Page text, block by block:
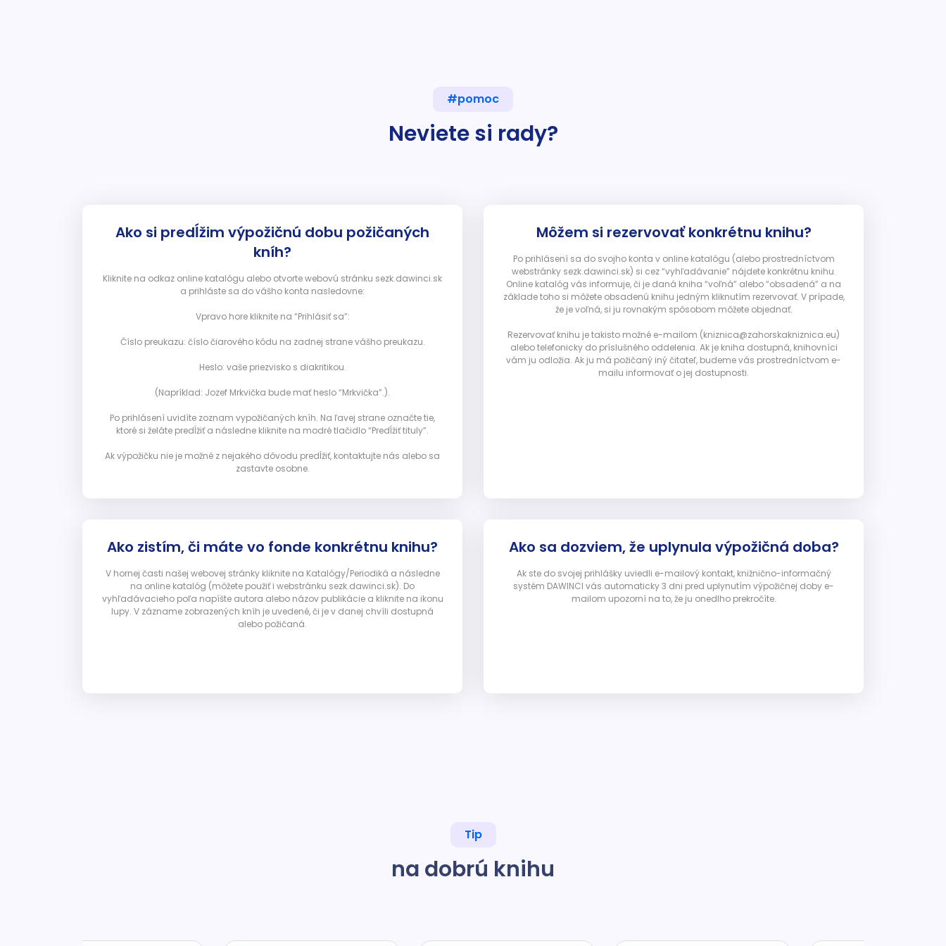
#pomoc
Neviete si rady?
Ako si predĺžim výpožičnú dobu požičaných
kníh?
Kliknite na odkaz online katalógu alebo otvorte webovú stránku sezk.dawinci.sk
a prihláste sa do vášho konta nasledovne:
Vpravo hore kliknite na “Prihlásiť sa”:
Číslo preukazu: číslo čiarového kódu na zadnej strane vášho preukazu.
Heslo: vaše priezvisko s diakritikou.
(Napríklad: Jozef Mrkvička bude mať heslo “Mrkvička”.).
Po prihlásení uvidíte zoznam vypožičaných kníh. Na ľavej strane označte tie,
ktoré si želáte predĺžiť a následne kliknite na modré tlačidlo “Predĺžiť tituly”.
Ak výpožičku nie je možné z nejakého dôvodu predĺžiť, kontaktujte nás alebo sa
zastavte osobne.
Môžem si rezervovať konkrétnu knihu?
Po prihlásení sa do svojho konta v online katalógu (alebo prostredníctvom
webstránky sezk.dawinci.sk) si cez “vyhľadávanie” nájdete konkrétnu knihu.
Online katalóg vás informuje, či je daná kniha “voľná” alebo “obsadená” a na
základe toho si môžete obsadenú knihu jedným kliknutím rezervovať. V prípade,
že je voľná, si ju rovnakým spôsobom môžete objednať.
Rezervovať knihu je takisto možné e-mailom (kniznica@zahorskakniznica.eu)
alebo telefonicky do príslušného oddelenia. Ak je kniha dostupná, knihovníci
vám ju odložia. Ak ju má požičaný iný čitateľ, budeme vás prostredníctvom e-
mailu informovať o jej dostupnosti.
Ako zistím, či máte vo fonde konkrétnu knihu?
V hornej časti našej webovej stránky kliknite na Katalógy/Periodiká a následne
na online katalóg (môžete použiť i webstránku sezk.dawinci.sk). Do
vyhľadávacieho poľa napíšte autora alebo názov publikácie a kliknite na ikonu
lupy. V zázname zobrazených kníh je uvedené, či je v danej chvíli dostupná
alebo požičaná.
Ako sa dozviem, že uplynula výpožičná doba?
Ak ste do svojej prihlášky uviedli e-mailový kontakt, knižnično-informačný
systém DAWINCI vás automaticky 3 dni pred uplynutím výpožičnej doby e-
mailom upozorní na to, že ju onedlho prekročíte.
Tip
na dobrú knihu